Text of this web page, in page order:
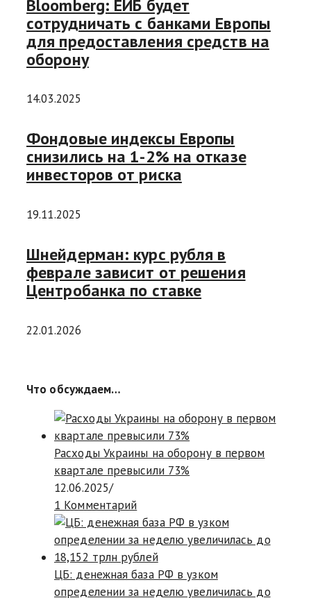
Bloomberg: ЕИБ будет
сотрудничать с банками Европы
для предоставления средств на
оборону
14.03.2025
Фондовые индексы Европы
снизились на 1-2% на отказе
инвесторов от риска
19.11.2025
Шнейдерман: курс рубля в
феврале зависит от решения
Центробанка по ставке
22.01.2026
Что обсуждаем…
Расходы Украины на оборону в первом
квартале превысили 73%
12.06.2025/
1 Комментарий
ЦБ: денежная база РФ в узком
определении за неделю увеличилась до